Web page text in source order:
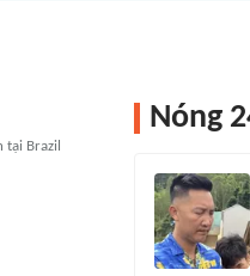
Brazil
Nóng